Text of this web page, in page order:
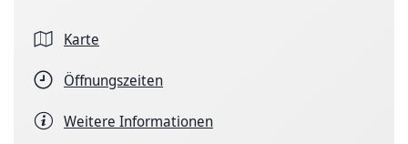
Karte
Öffnungszeiten
Weitere Informationen